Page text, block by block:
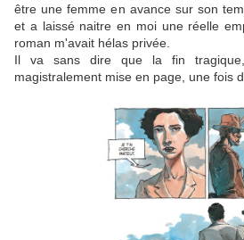
être une femme en avance sur son
et a laissé naitre en moi une réelle
roman m'avait hélas privée.
Il va sans dire que la fin
magistralement mise en page, une fois